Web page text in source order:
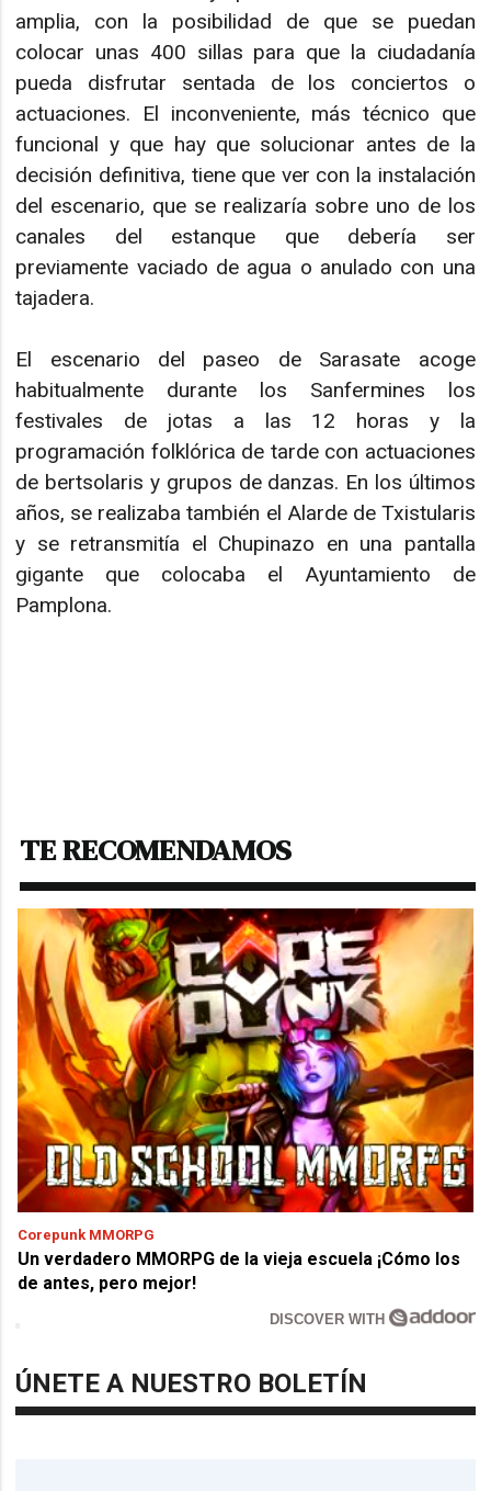
amplia, con la posibilidad de que se puedan
colocar unas 400 sillas para que la ciudadanía
pueda disfrutar sentada de los conciertos o
actuaciones. El inconveniente, más técnico que
funcional y que hay que solucionar antes de la
decisión definitiva, tiene que ver con la instalación
del escenario, que se realizaría sobre uno de los
canales del estanque que debería ser
previamente vaciado de agua o anulado con una
tajadera.
El escenario del paseo de Sarasate acoge
habitualmente durante los Sanfermines los
festivales de jotas a las 12 horas y la
programación folklórica de tarde con actuaciones
de bertsolaris y grupos de danzas. En los últimos
años, se realizaba también el Alarde de Txistularis
y se retransmitía el Chupinazo en una pantalla
gigante que colocaba el Ayuntamiento de
Pamplona.
TE RECOMENDAMOS
Corepunk MMORPG
Un verdadero MMORPG de la vieja escuela ¡Cómo los
de antes, pero mejor!
DISCOVER WITH
ÚNETE A NUESTRO BOLETÍN